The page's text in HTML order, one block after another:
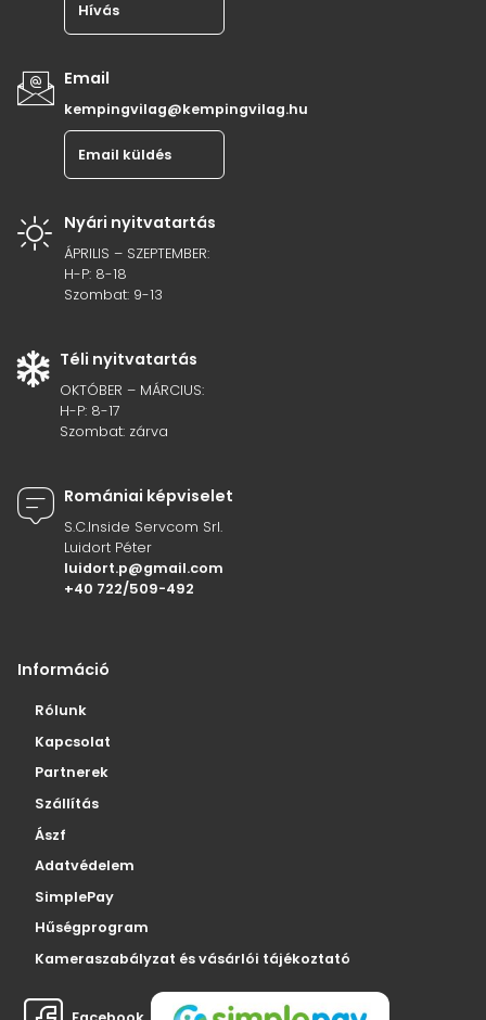
Hívás
Email
kempingvilag@kempingvilag.hu
Email küldés
Nyári nyitvatartás
ÁPRILIS – SZEPTEMBER:
H-P: 8-18
Szombat: 9-13
Téli nyitvatartás
OKTÓBER – MÁRCIUS:
H-P: 8-17
Szombat: zárva
Romániai képviselet
S.C.Inside Servcom Srl.
Luidort Péter
luidort.p@gmail.com
+40 722/509-492
Információ
Rólunk
Kapcsolat
Partnerek
Szállítás
Ászf
Adatvédelem
SimplePay
Hűségprogram
Kameraszabályzat és vásárlói tájékoztató